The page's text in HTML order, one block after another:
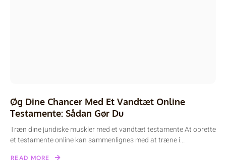
Øg Dine Chancer Med Et Vandtæt Online
Testamente: Sådan Gør Du
Træn dine juridiske muskler med et vandtæt testamente At oprette
et testamente online kan sammenlignes med at træne i...
READ MORE